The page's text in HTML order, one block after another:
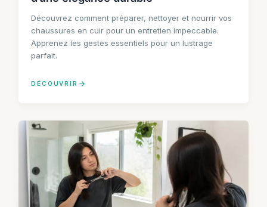
Découvrez comment préparer, nettoyer et nourrir vos
chaussures en cuir pour un entretien impeccable.
Apprenez les gestes essentiels pour un lustrage
parfait.
DÉCOUVRIR